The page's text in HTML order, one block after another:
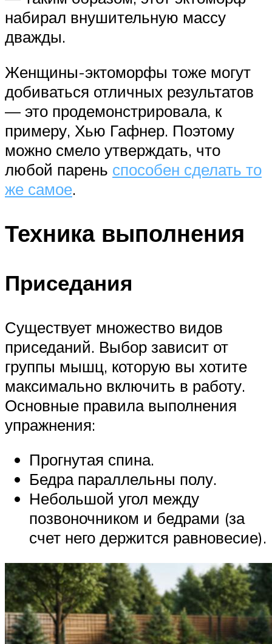
набирал внушительную массу
дважды.
Женщины-эктоморфы тоже могут
добиваться отличных результатов
— это продемонстрировала, к
примеру, Хью Гафнер. Поэтому
можно смело утверждать, что
любой парень способен сделать то
же самое.
Техника выполнения
Приседания
Существует множество видов
приседаний. Выбор зависит от
группы мышц, которую вы хотите
максимально включить в работу.
Основные правила выполнения
упражнения:
Прогнутая спина.
Бедра параллельны полу.
Небольшой угол между
позвоночником и бедрами (за
счет него держится равновесие).